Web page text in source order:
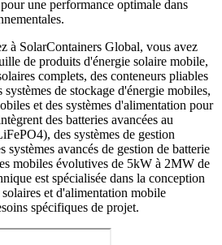
une performance optimale dans
à SolarContainers Global, vous avez
de produits d'énergie solaire mobile,
complets, des conteneurs pliables
de stockage d'énergie mobiles,
et des systèmes d'alimentation pour
des batteries avancées au
des systèmes de gestion
systèmes avancés de gestion de batterie
mobiles évolutives de 5kW à 2MW de
est spécialisée dans la conception
et d'alimentation mobile
spécifiques de projet.